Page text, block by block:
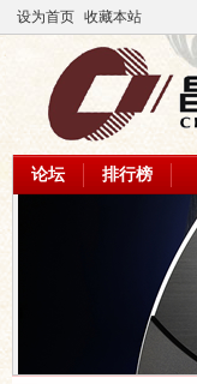
设为首页 收藏本站
论坛 排行榜